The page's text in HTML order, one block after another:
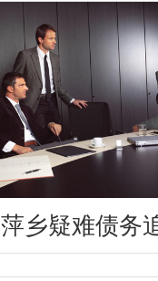
萍乡疑难债务